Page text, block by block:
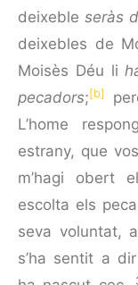
deixeble seràs
deixebles de
Moisès Déu li
pecadors;[b]
L’ho­me
estrany, que
m’hagi obert
escolta els
seva voluntat,
s’ha sentit a